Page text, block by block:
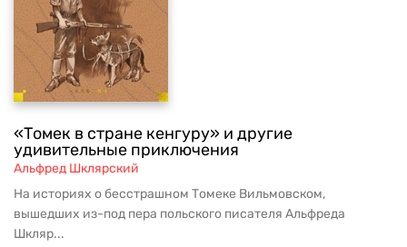
«Томек в стране кенгуру» и другие
удивительные приключения
Альфред Шклярский
На историях о бесстрашном Томеке Вильмовском,
вышедших из-под пера польского писателя Альфреда
Шкляр...